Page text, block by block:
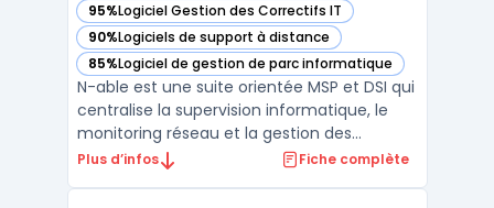
95%Logiciel Gestion des Correctifs IT
— voir N-able dans cette catégorie
90%Logiciels de support à distance
— voir N-able dans cette catégorie
85%Logiciel de gestion de parc informatique
— voir N-able dans cette catégorie
N-able est une suite orientée MSP et DSI qui
centralise la supervision informatique, le
monitoring réseau et la gestion des
correctifs au sein d’une même plateforme.
Plus d’infos Fiche complète